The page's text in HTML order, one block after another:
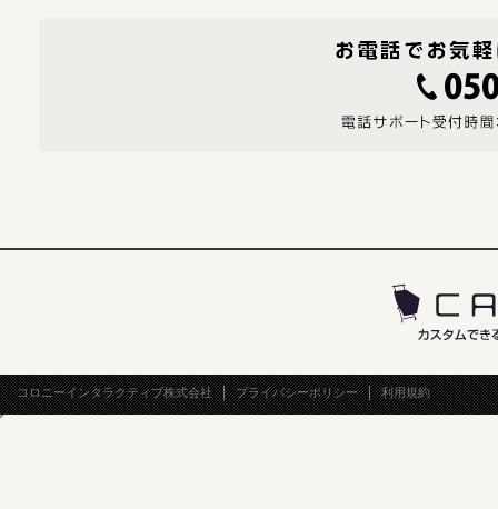
コロニーインタラクティブ株式会社 プライバシーポリシー 利用規約